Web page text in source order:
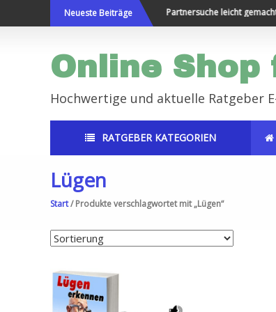
zum
Neueste Beiträge
bereisen und Neues erleben Partnersuche leicht gemacht
Online
Hochwertige und aktuelle Ratgeber
RATGEBER KATEGORIEN
Lügen
Start/ Produkte verschlagwortet mit „Lügen“